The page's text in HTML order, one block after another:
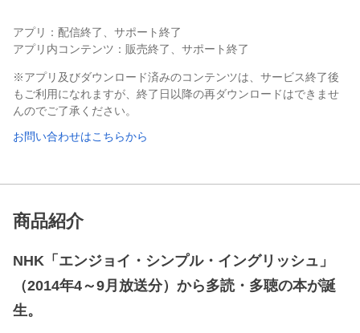
アプリ：配信終了、サポート終了
アプリ内コンテンツ：販売終了、サポート終了
※アプリ及びダウンロード済みのコンテンツは、サービス終了後
もご利用になれますが、終了日以降の再ダウンロードはできませ
んのでご了承ください。
お問い合わせはこちらから
商品紹介
NHK「エンジョイ・シンプル・イングリッシュ」
（2014年4～9月放送分）から多読・多聴の本が誕
生。